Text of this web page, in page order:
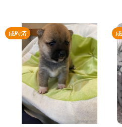
成約済